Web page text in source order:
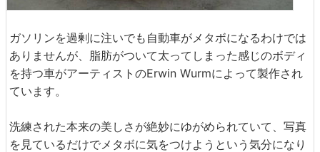
ガソリンを過剰に注いでも自動車がメタボになるわけでは
ありませんが、脂肪がついて太ってしまった感じのボディ
を持つ車がアーティストのErwin Wurmによって製作され
ています。
洗練された本来の美しさが絶妙にゆがめられていて、写真
を見ているだけでメタボに気をつけようという気分になり